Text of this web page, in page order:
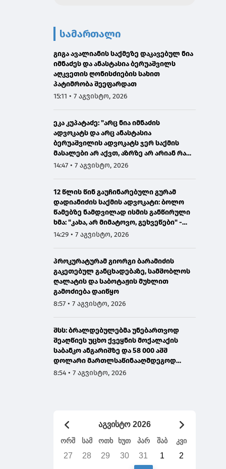
სამართალი
გიგა ავალიანის საქმეზე დაკავებულ ნია
იმნაძეს და ანასტასია ბერუაშვილს
აღკვეთის ღონისძიების სახით
პატიმრობა შეეფარდათ
15:11 • 7 აგვისტო, 2026
ეკა კუპატაძე: "არც ნია იმნაძის
ადვოკატს და არც ანასტასია
ბერუაშვილის ადვოკატს ჯერ საქმის
მასალები არ აქვთ, აზრზე არ არიან რა
წერია მასალებში"
14:47 • 7 აგვისტო, 2026
12 წლის წინ გაუჩინარებული გურამ
დადიანიძის საქმის ადვოკატი: ბოლო
წამებზე ნამდვილად ისმის განწირული
ხმა: "კახა, არ მიმატოვო, გეხვეწები" -
ვიდეოს დადებას ვაპირებდით
14:29 • 7 აგვისტო, 2026
პროკურატურამ გიორგი ბარამიძის
გაკეთებულ განცხადებაზე, სამშობლოს
ღალატის და საბოტაჟის მუხლით
გამოძიება დაიწყო
8:57 • 7 აგვისტო, 2026
შსს: ბრალდებულებმა უნებართვოდ
შეაღწიეს უცხო ქვეყნის მოქალაქის
საბანკო ანგარიშზე და 58 000 აშშ
დოლარი მართლსაწინააღმდეგოდ
მიითვისეს - დაკავებულია 1 პირი,
8:54 • 7 აგვისტო, 2026
აგვისტო 2026
ორშ სამ ოთხ ხუთ პარ შაბ კვი
27 28 29 30 31 1 2